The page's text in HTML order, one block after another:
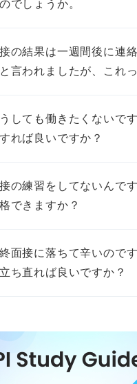
でしょうか。
の結果は一週間後に連
言われましたが、これ
しても働きたくないで
れば良いですか？
の練習をしてないんです
できますか？
面接に落ちて辛いので
ち直れば良いですか？